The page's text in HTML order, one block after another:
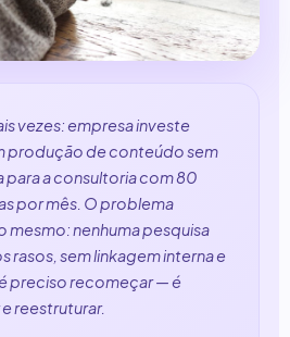
vezes: empresa investe
produção de conteúdo sem
a consultoria com 80
por mês. O problema
mesmo: nenhuma pesquisa
rasos, sem linkagem interna e
preciso recomeçar — é
reestruturar.